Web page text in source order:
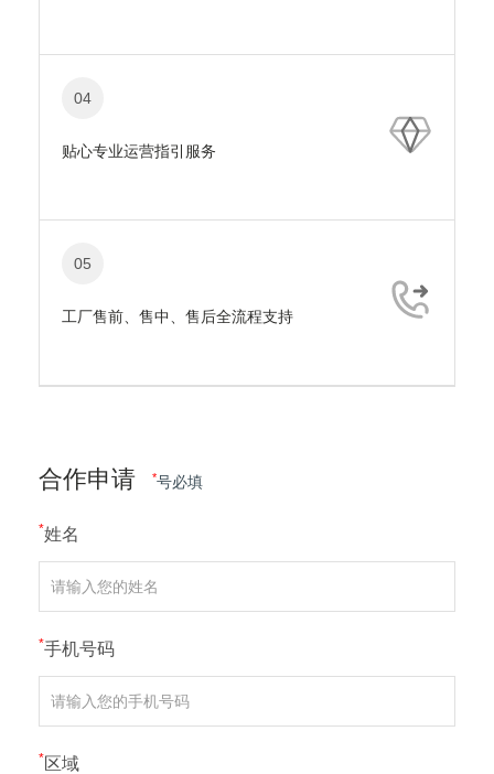
04
贴心专业运营指引服务
05
工厂售前、售中、售后全流程支持
合作申请 *号必填
*姓名
*手机号码
*区域